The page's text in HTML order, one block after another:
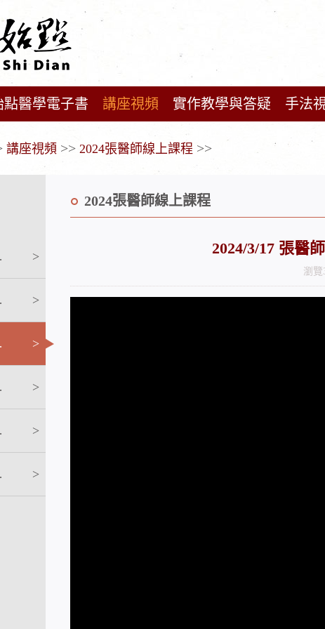
點醫學電子書 講座視頻 實作教學與答疑 手法
講座視頻 >> 2024張醫師線上課程 >>
>
>
>
>
座 >
>
2024張醫師線上課程
2024/3/17 張醫
瀏覽